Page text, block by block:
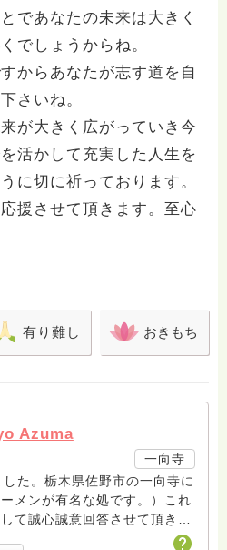
であなたの未来は大きく
でしょうからね。
からあなたが志す道を自
さいね。
が大きく広がっていき今
活かして充実した人生を
に切に祈っております。
援させて頂きます。至心
有り難し おきもち
Azuma
一向寺
た。栃木県佐野市の一向寺に
メンが有名な処です。）これ
て誠心誠意回答させて頂きた
行中の身ですので至らぬ点あ